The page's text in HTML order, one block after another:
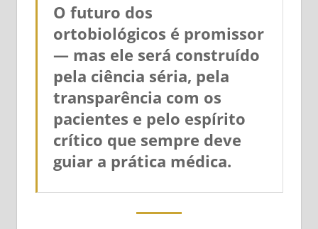
O futuro dos
ortobiológicos é promissor
— mas ele será construído
pela ciência séria, pela
transparência com os
pacientes e pelo espírito
crítico que sempre deve
guiar a prática médica.